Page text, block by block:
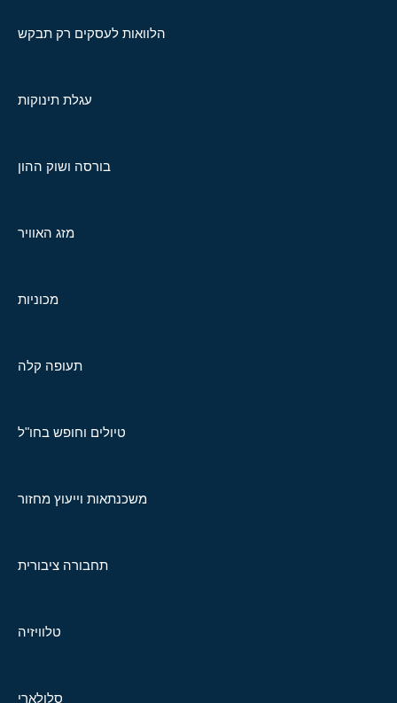
הלוואות לעסקים רק תבקש
עגלת תינוקות
בורסה ושוק ההון
מזג האוויר
מכוניות
תעופה קלה
טיולים וחופש בחו"ל
משכנתאות וייעוץ מחזור
תחבורה ציבורית
טלוויזיה
סלולארי